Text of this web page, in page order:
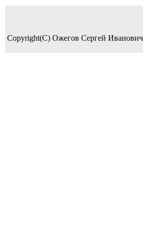
Copyright(C) Ожегов Сергей